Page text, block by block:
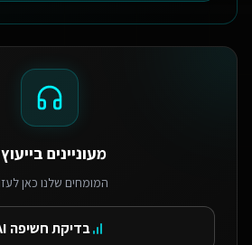
מעוניינים
המומחים שלנו כאן
בדיקת חשיפה AI